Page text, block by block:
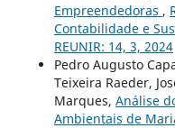
Empreendedoras ,
Contabilidade e
REUNIR: 14, 3, 2024
Pedro Augusto
Teixeira Raeder,
Marques, Análise
Ambientais de